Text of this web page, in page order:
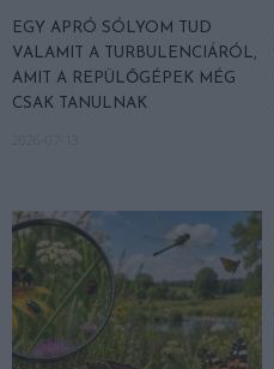
EGY APRÓ SÓLYOM TUD
VALAMIT A TURBULENCIÁRÓL,
AMIT A REPÜLŐGÉPEK MÉG
CSAK TANULNAK